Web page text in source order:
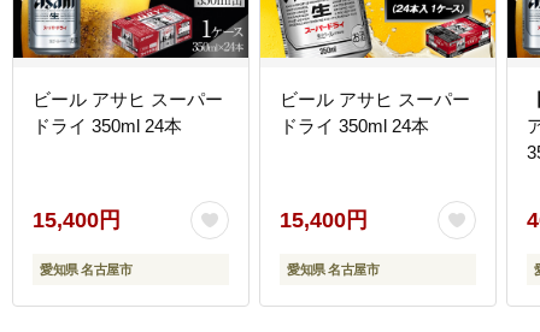
ビール アサヒ スーパー
ドライ 350ml 24本
15,400円
愛知県 名古屋市
ビール アサヒ スーパー
ドライ 350ml 24本
15,400円
愛知県 名古屋市